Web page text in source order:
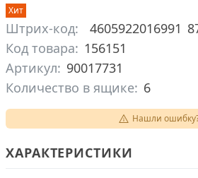
Хит
Штрих-код: 4605922016991
Код товара: 156151
Артикул: 90017731
Количество в ящике: 6
Нашли
ХАРАКТЕРИСТИКИ